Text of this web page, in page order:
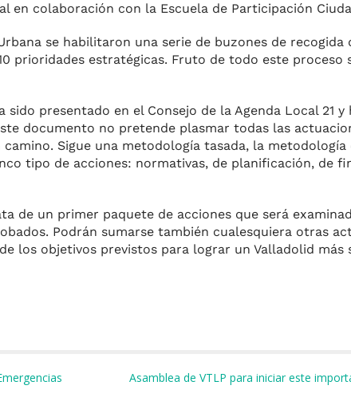
en colaboración con la Escuela de Participación
se habilitaron una serie de buzones de recogida
prioridades estratégicas. Fruto de todo este proceso
presentado en el Consejo de la Agenda Local 21
documento no pretende plasmar todas las
Sigue una metodología tasada, la metodología
tipo de acciones: normativas, de planificación, de
de un primer paquete de acciones que será
Podrán sumarse también cualesquiera otras
los objetivos previstos para lograr un Valladolid más
Asamblea de VTLP para iniciar este